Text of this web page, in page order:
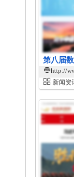
第八届
http://
新闻资